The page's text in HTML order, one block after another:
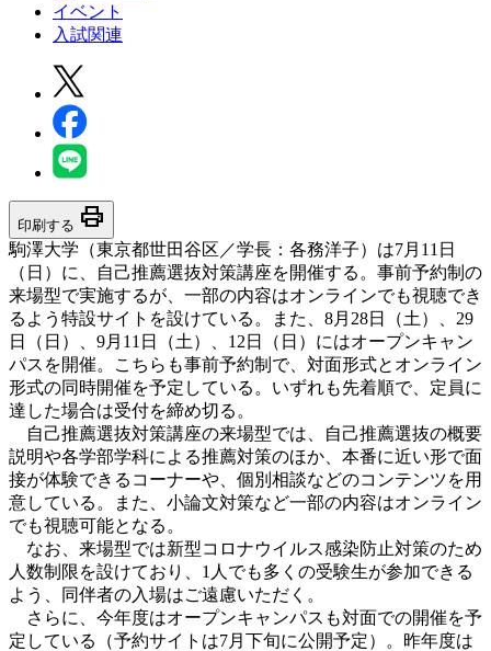
イベント
入試関連
印刷する print
駒澤大学（東京都世田谷区／学長：各務洋子）は7月11日
（日）に、自己推薦選抜対策講座を開催する。事前予約制の
来場型で実施するが、一部の内容はオンラインでも視聴でき
るよう特設サイトを設けている。また、8月28日（土）、29
日（日）、9月11日（土）、12日（日）にはオープンキャン
パスを開催。こちらも事前予約制で、対面形式とオンライン
形式の同時開催を予定している。いずれも先着順で、定員に
達した場合は受付を締め切る。
自己推薦選抜対策講座の来場型では、自己推薦選抜の概要
説明や各学部学科による推薦対策のほか、本番に近い形で面
接が体験できるコーナーや、個別相談などのコンテンツを用
意している。また、小論文対策など一部の内容はオンライン
でも視聴可能となる。
なお、来場型では新型コロナウイルス感染防止対策のため
人数制限を設けており、1人でも多くの受験生が参加できる
よう、同伴者の入場はご遠慮いただく。
さらに、今年度はオープンキャンパスも対面での開催を予
定している（予約サイトは7月下旬に公開予定）。昨年度は